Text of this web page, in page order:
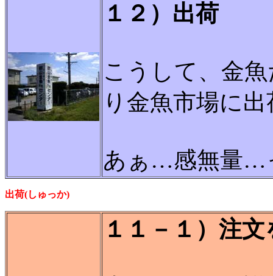
１２）出荷
こうして、金
り金魚市場に
あぁ…感無量…
出荷(しゅっか)
１１－１）注